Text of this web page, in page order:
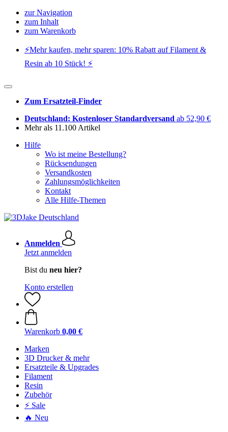
zur Navigation
zum Inhalt
zum Warenkorb
⚡️Mehr kaufen, mehr sparen: 10% Rabatt auf Filament &
Resin ab 10 Stück! ⚡️
Zum Ersatzteil-Finder
Deutschland: Kostenloser Standardversand ab 52,90 €
Mehr als 11.100 Artikel
Hilfe
Wo ist meine Bestellung?
Rücksendungen
Versandkosten
Zahlungsmöglichkeiten
Kontakt
Alle Hilfe-Themen
Anmelden
Jetzt anmelden
Bist du neu hier?
Konto erstellen
Warenkorb 0,00 €
Marken
3D Drucker & mehr
Ersatzteile & Upgrades
Filament
Resin
Zubehör
⚡ Sale
🔥 Neu